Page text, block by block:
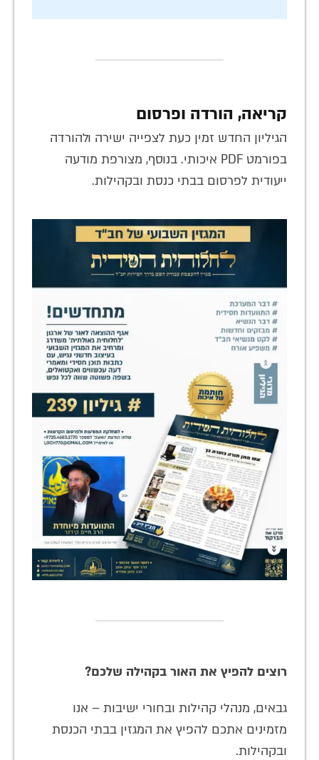
קריאה, הורדה ופרסום
הגיליון החדש זמין כעת לצפייה ישירה ולהורדה
בפורמט PDF איכותי. בנוסף, מצורפת מודעה
ייעודית לפרסום בבתי כנסת ובקהילות.
רוצים להפיץ את האור בקהילה שלכם?
גבאים, מנהלי קהילות ובחורי ישיבות – אנו
מזמינים אתכם להפיץ את המגזין בבתי הכנסת
ובקהילות.